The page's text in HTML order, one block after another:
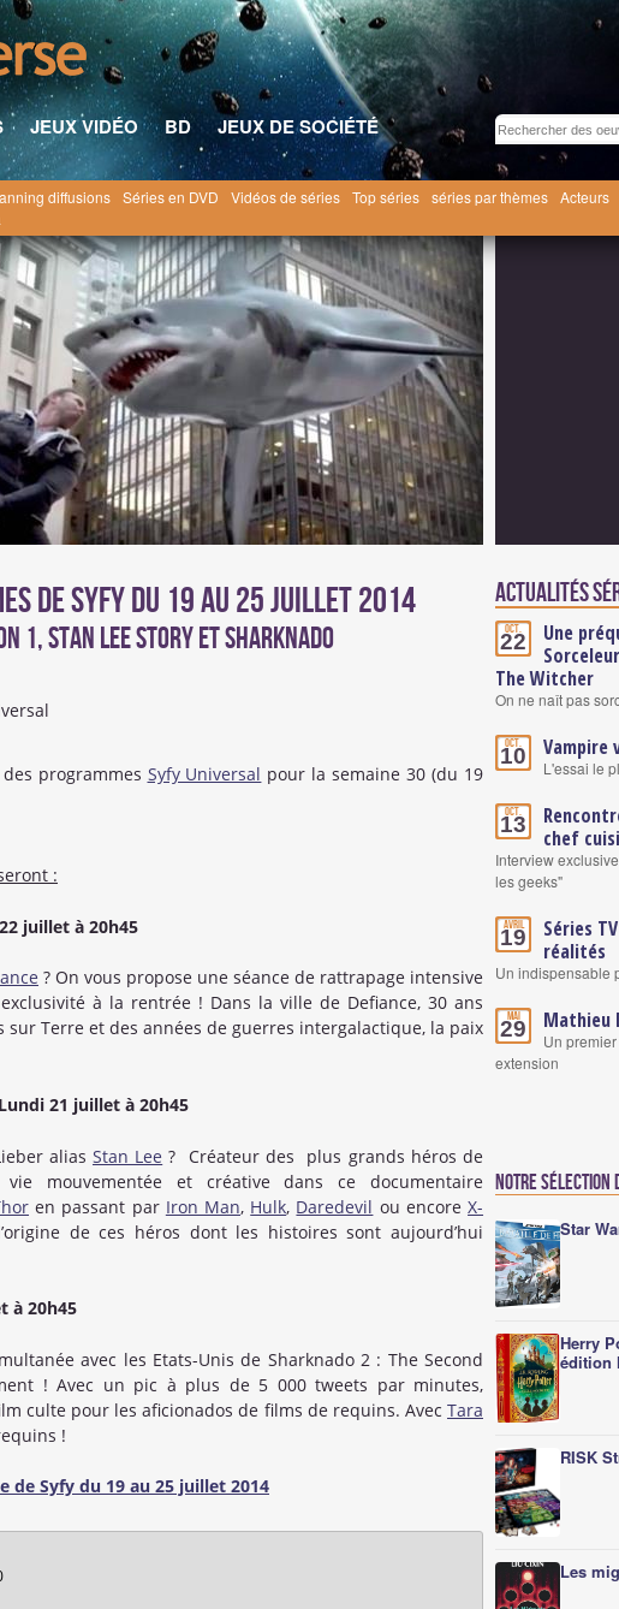
JEUX VIDÉO BD
JEUX DE SOCIÉTÉ
diffusions Séries en DVD Vidéos de séries Top séries séries par thèmes Acteurs
juillet 2014
de SyFy du 19 au 25 juillet 2014
1, Stan Lee Story et Sharknado
programmes Syfy Universal pour la semaine 30 (du 19
:
juillet à 20h45
? On vous propose une séance de rattrapage intensive
à la rentrée ! Dans la ville de Defiance, 30 ans
sur Terre et des années de guerres intergalactique, la paix
21 juillet à 20h45
alias Stan Lee ? Créateur des plus grands héros de
mouvementée et créative dans ce documentaire
en passant par Iron Man, Hulk, Daredevil ou encoreX-
de ces héros dont les histoires sont aujourd’hui
à 20h45
avec les Etats-Unis de Sharknado 2 : The Second
! Avec un pic à plus de 5 000 tweets par minutes,
culte pour les aficionados de films de requins. Avec Tara
!
de Syfy du 19 au 25 juillet 2014
Actualités
Oct.
22
Une
The Witcher
On ne naît pas
Oct.
10 Vampire
L'essai le
Oct.
13
chef
Interview
les geeks"
Avril
19
Séries
réalités
Un indispensable
Mai
29 Mathieu
Un
extension
Notre sélection
Star
Herry
édition
RISK
Les